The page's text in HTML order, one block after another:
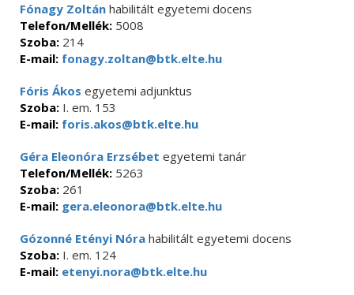
Fónagy Zoltán habilitált egyetemi docens
Telefon/Mellék: 5008
Szoba: 214
E-mail: fonagy.zoltan@btk.elte.hu
Fóris Ákos egyetemi adjunktus
Szoba: I. em. 153
E-mail: foris.akos@btk.elte.hu
Géra Eleonóra Erzsébet egyetemi tanár
Telefon/Mellék: 5263
Szoba: 261
E-mail: gera.eleonora@btk.elte.hu
Gózonné Etényi Nóra habilitált egyetemi docens
Szoba: I. em. 124
E-mail: etenyi.nora@btk.elte.hu